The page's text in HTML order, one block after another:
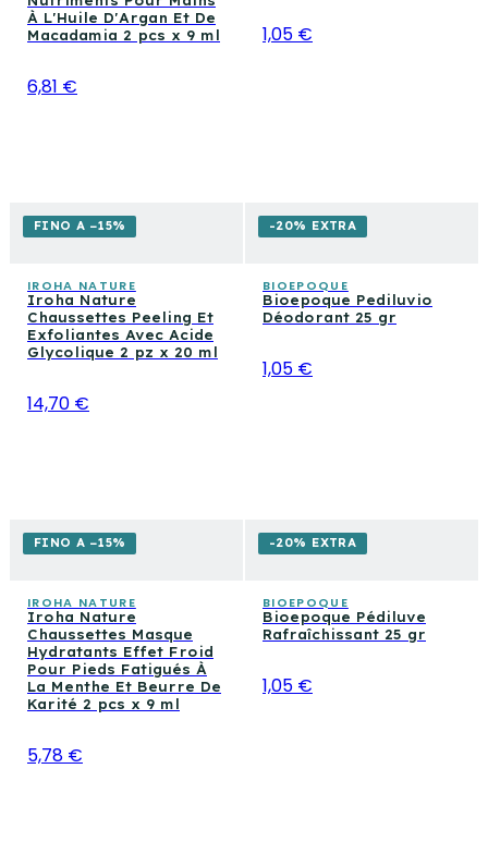
À L'Huile D'Argan Et De
Macadamia 2 pcs x 9 ml
6,81 €
1,05 €
FINO A −15%
IROHA NATURE
Iroha Nature
Chaussettes Peeling Et
Exfoliantes Avec Acide
Glycolique 2 pz x 20 ml
14,70 €
-20% EXTRA
BIOEPOQUE
Bioepoque Pediluvio
Déodorant 25 gr
1,05 €
FINO A −15%
IROHA NATURE
Iroha Nature
Chaussettes Masque
Hydratants Effet Froid
Pour Pieds Fatigués À
La Menthe Et Beurre De
Karité 2 pcs x 9 ml
5,78 €
-20% EXTRA
BIOEPOQUE
Bioepoque Pédiluve
Rafraîchissant 25 gr
1,05 €